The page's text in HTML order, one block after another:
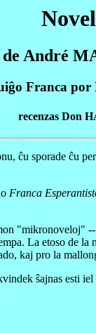
de André
Franca por
recenzas Don
ĉu sporade ĉu
Franca
"mikronoveloj"
La etoso
kaj pro la
ŝajnas esti